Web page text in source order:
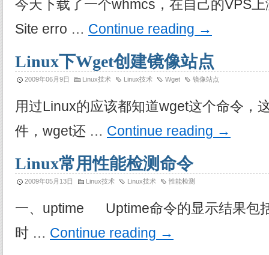
今天下载了一个whmcs，在自己的VPS
Site erro … Continue reading →
Linux下Wget创建镜像站点
2009年06月9日 Linux技术 Linux技术 Wget 镜像站点
用过Linux的应该都知道wget这个命令，
件，wget还 … Continue reading →
Linux常用性能检测命令
2009年05月13日 Linux技术 Linux技术 性能检测
一、uptime Uptime命令的显示结果包
时 … Continue reading →